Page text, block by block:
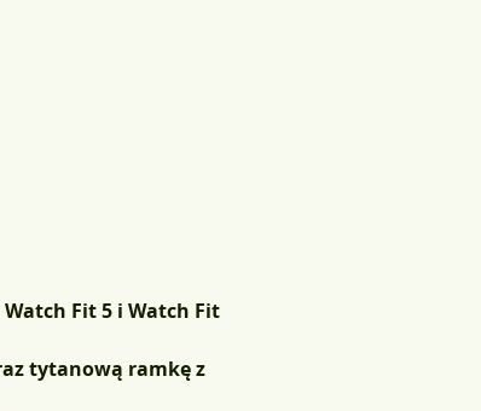
Fit 5 i Watch Fit
tytanową ramkę z